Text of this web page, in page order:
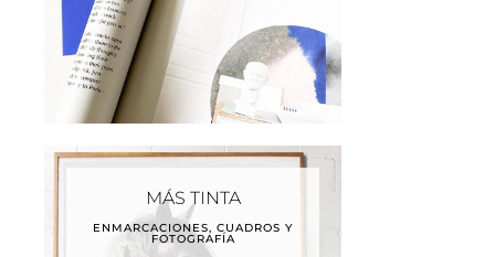
MÁS TINTA
ENMARCACIONES, CUADROS Y
FOTOGRAFÍA